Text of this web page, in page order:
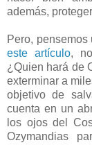
además,
Pero,
este artículo,
¿Quien hará de
exterminar a
objetivo de
cuenta en un
los ojos del
Ozymandias